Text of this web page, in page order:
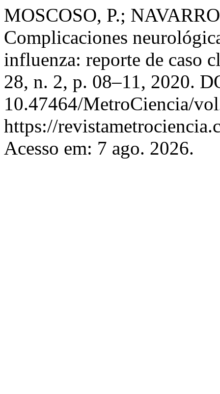
MOSCOSO, P.;
Complicaciones
influenza: reporte de caso
28, n. 2, p. 08–11, 2020.
10.47464/MetroCiencia/
https://
Acesso em: 7 ago. 2026.